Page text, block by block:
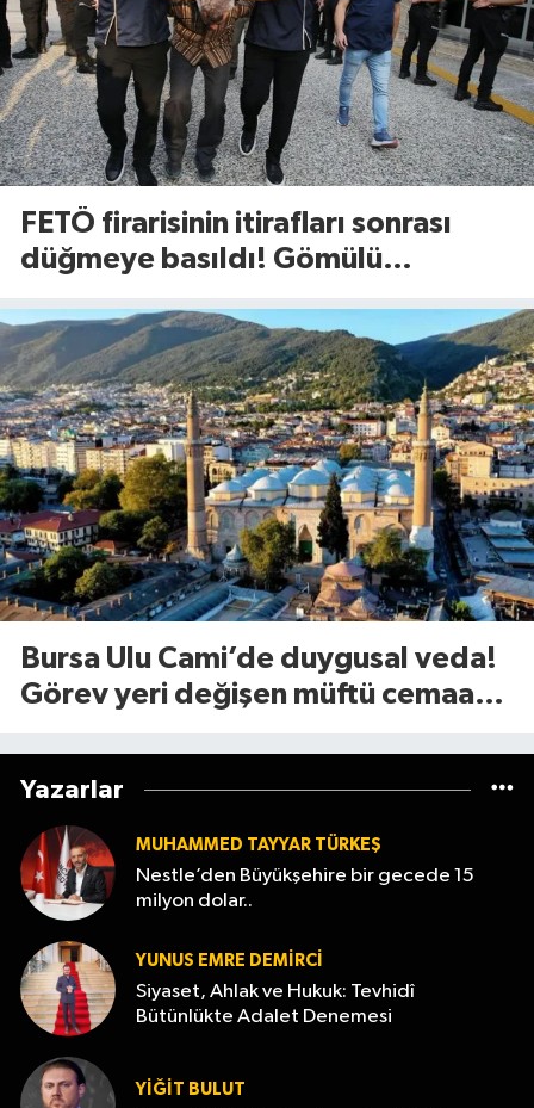
FETÖ firarisinin itirafları sonrası
düğmeye basıldı! Gömülü
Bursa Ulu Cami’de duygusal veda!
Görev yeri değişen müftü cemaate
Yazarlar
MUHAMMED TAYYAR TÜRKEŞ
Nestle’den Büyükşehire bir gecede 15
milyon dolar..
YUNUS EMRE DEMIRCI
Siyaset, Ahlak ve Hukuk: Tevhidî
Bütünlükte Adalet Denemesi
YİĞİT BULUT